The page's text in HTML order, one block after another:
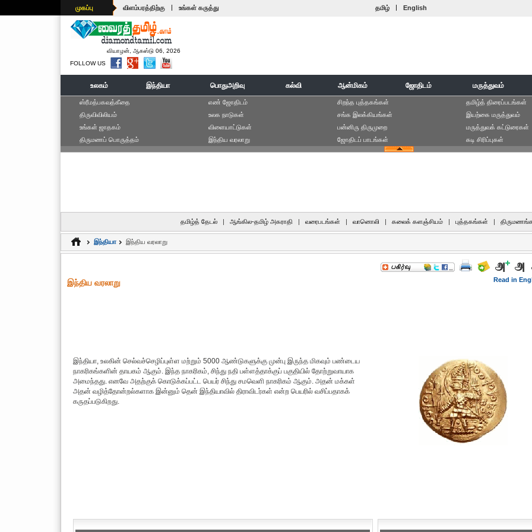
முகப்பு விளம்பரத்திற்கு | உங்கள் கருத்து தமிழ் | English
வியாழன், ஆகஸ்டு 06, 2026
FOLLOW US
உலகம் இந்தியா பொதுஅறிவு கல்வி ஆன்மிகம் ஜோதிடம் மருத்துவம்
ஸ்ரீமத்பகவத்கீதை
திருவிவிலியம்
உங்கள் ஜாதகம்
திருமணப் பொருத்தம்
எ‌ண் ஜோ‌திட‌ம்
உலக நாடுகள்
விளையாட்டுகள்
இந்திய வரலாறு
சிறந்த புத்தகங்கள்
சங்க இலக்கியங்கள்
பன்னிரு திருமுறை
ஜோதிடப் பாடங்கள்
தமிழ்த் திரைப்படங்கள்
இயற்கை மருத்துவம்
மருத்துவக் கட்டுரைகள்
கடி சிரிப்புகள்
தமிழ்த் தேடல் | ஆங்கில-தமிழ் அகராதி | வரைபடங்கள் | வானொலி | கலைக் களஞ்சியம் | புத்தகங்கள் |
இந்தியா இந்திய வரலாறு
Read in
இந்திய வரலாறு
இந்தியா, உலகின் செல்வச்செழிப்புள்ள மற்றும் 5000 ஆண்டுகளுக்கு முன்பு இருந்த மிகவும் பண்டைய
நாகரிகங்களின் தாயகம் ஆகும். இந்த நாகரிகம், சிந்து நதி பள்ளத்தாக்குப் பகுதியில் தோற்றுவாயாக
அமைந்தது. எனவே அதற்குக் கொடுக்கப்பட்ட பெயர் சிந்து சமவெளி நாகரிகம் ஆகும். அதன் மக்கள்
அதன் வழித்தோன்றல்களாக இன்னும் தென் இந்தியாவில் திராவிடர்கள் என்ற பெயரில் வசிப்பதாகக்
கருதப்படுகிறது.